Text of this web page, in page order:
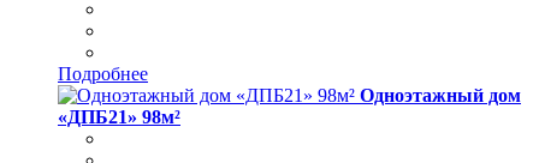
Подробнее
Одноэтажный дом
«ДПБ21» 98м²